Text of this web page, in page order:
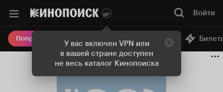
У вас включен VPN или
в вашей стране доступен
не весь каталог Кинопоиска
Войти
Попробовать Плюс Онлайн-кинотеатр